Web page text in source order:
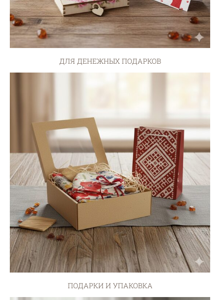
ДЛЯ ДЕНЕЖНЫХ ПОДАРКОВ
ПОДАРКИ И УПАКОВКА